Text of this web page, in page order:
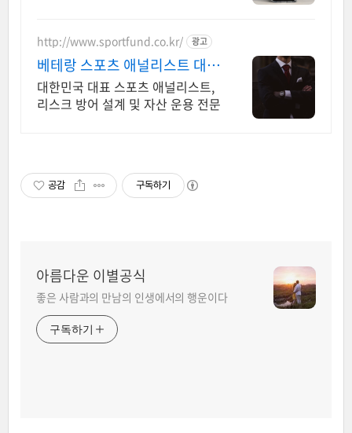
http://www.sportfund.co.kr/ 광고
베테랑 스포츠 애널리스트 대한
민국 1순위 전력 분석가
대한민국 대표 스포츠 애널리스트,
리스크 방어 설계 및 자산 운용 전문
공감 구독하기
아름다운 이별공식
좋은 사람과의 만남의 인생에서의 행운이다
구독하기